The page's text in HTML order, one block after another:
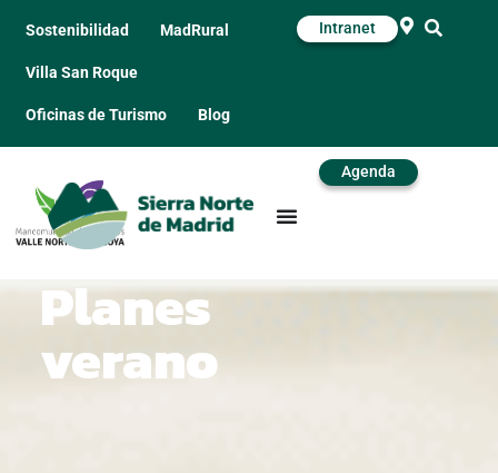
Sostenibilidad MadRural
Villa San Roque
Oficinas de Turismo Blog
Intranet
Agenda
Planes
verano